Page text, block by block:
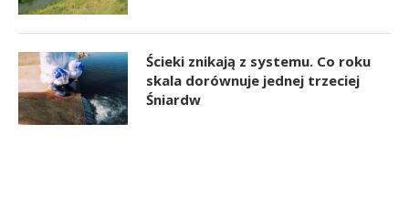
Ścieki znikają z systemu. Co roku
skala dorównuje jednej trzeciej
Śniardw